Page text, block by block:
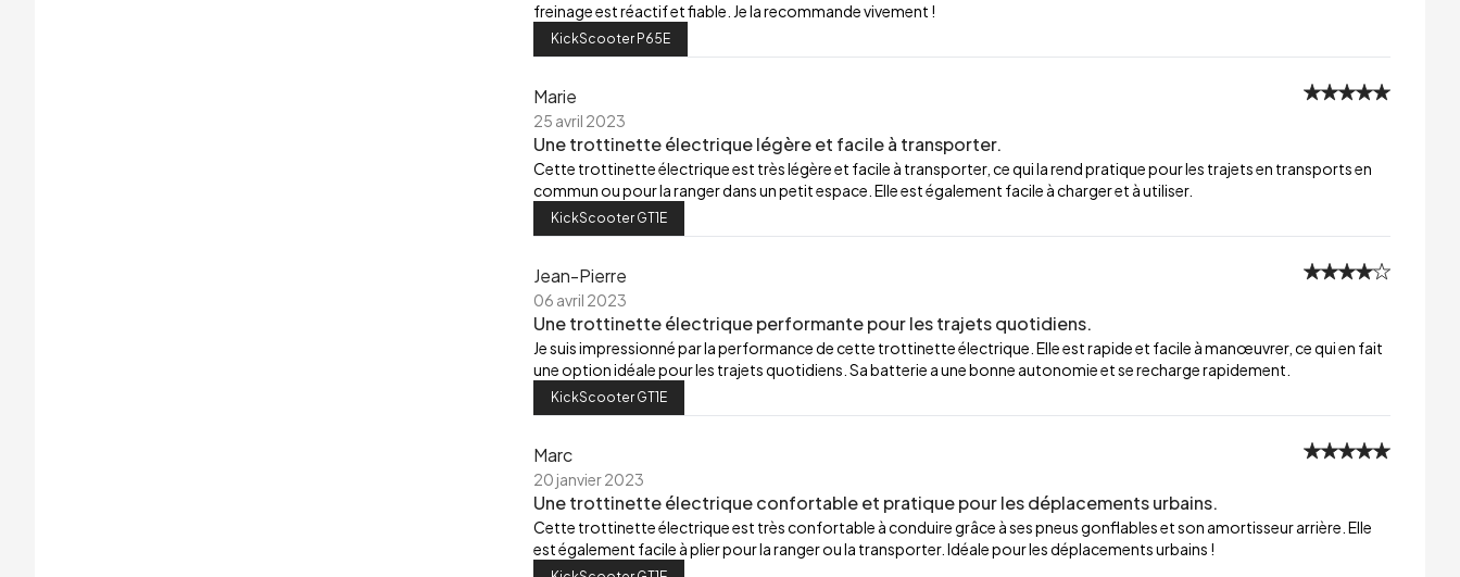
freinage est réactif et fiable. Je la recommande vivement !
KickScooter P65E
Marie
25 avril 2023
Une trottinette électrique légère et facile à transporter.
Cette trottinette électrique est très légère et facile à transporter, ce qui la rend pratique pour les trajets en transports en
commun ou pour la ranger dans un petit espace. Elle est également facile à charger et à utiliser.
KickScooter GT1E
Jean-Pierre
06 avril 2023
Une trottinette électrique performante pour les trajets quotidiens.
Je suis impressionné par la performance de cette trottinette électrique. Elle est rapide et facile à manœuvrer, ce qui en fait
une option idéale pour les trajets quotidiens. Sa batterie a une bonne autonomie et se recharge rapidement.
KickScooter GT1E
Marc
20 janvier 2023
Une trottinette électrique confortable et pratique pour les déplacements urbains.
Cette trottinette électrique est très confortable à conduire grâce à ses pneus gonflables et son amortisseur arrière. Elle
est également facile à plier pour la ranger ou la transporter. Idéale pour les déplacements urbains !